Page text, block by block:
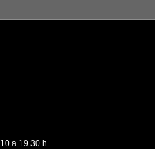
a 19.30 h.